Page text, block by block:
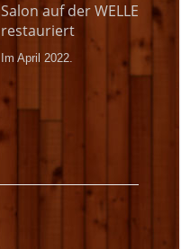
Salon auf der WELLE
restauriert
Im April 2022.